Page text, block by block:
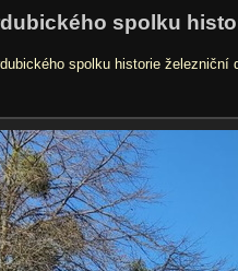
spolku
spolku historie železniční